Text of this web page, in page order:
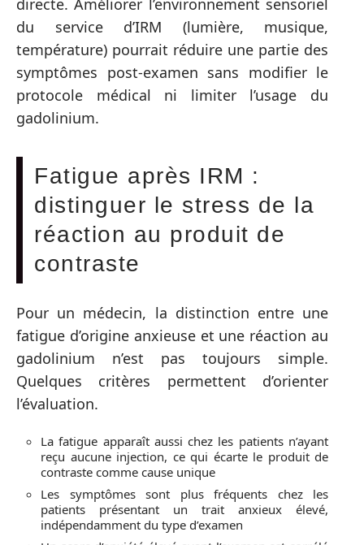
du service d’IRM (lumière, musique,
température) pourrait réduire une partie des
symptômes post-examen sans modifier le
protocole médical ni limiter l’usage du
gadolinium.
Fatigue après IRM :
distinguer le stress de la
réaction au produit de
contraste
Pour un médecin, la distinction entre une
fatigue d’origine anxieuse et une réaction au
gadolinium n’est pas toujours simple.
Quelques critères permettent d’orienter
l’évaluation.
La fatigue apparaît aussi chez les patients n’ayant
reçu aucune injection, ce qui écarte le produit de
contraste comme cause unique
Les symptômes sont plus fréquents chez les
patients présentant un trait anxieux élevé,
indépendamment du type d’examen